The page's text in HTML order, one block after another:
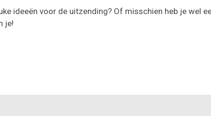
ideeën voor de uitzending? Of misschien heb je wel
je!